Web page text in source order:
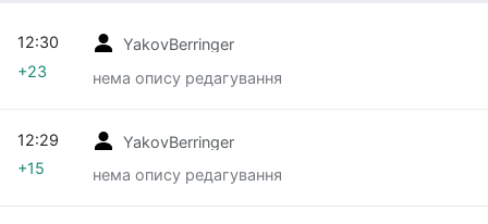
YakovBerringer
нема опису редагування
12:30
+23
YakovBerringer
нема опису редагування
12:29
+15